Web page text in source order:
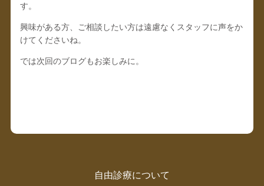
す。
興味がある方、ご相談したい方は遠慮なくスタッフに声をか
けてくださいね。
では次回のブログもお楽しみに。
自由診療について